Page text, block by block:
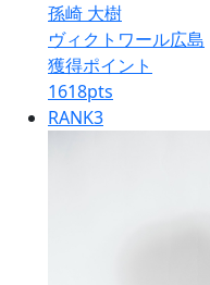
孫崎 大樹
ヴィクトワール広島
獲得ポイント
1618pts
RANK3